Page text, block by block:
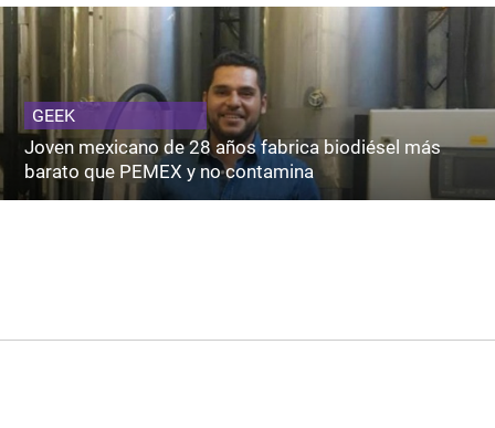
GEEK
Joven mexicano de 28 años fabrica biodiésel más
barato que PEMEX y no contamina